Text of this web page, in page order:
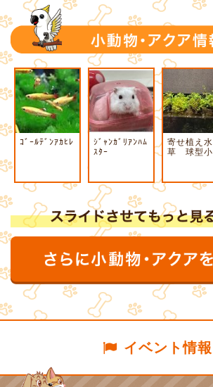
ｺﾞｰﾙﾃﾞﾝｱｶﾋﾚ
ｼﾞｬﾝｶﾞﾘｱﾝﾊﾑ
ｽﾀｰ
寄せ植え水
草 球型小
イベント情報